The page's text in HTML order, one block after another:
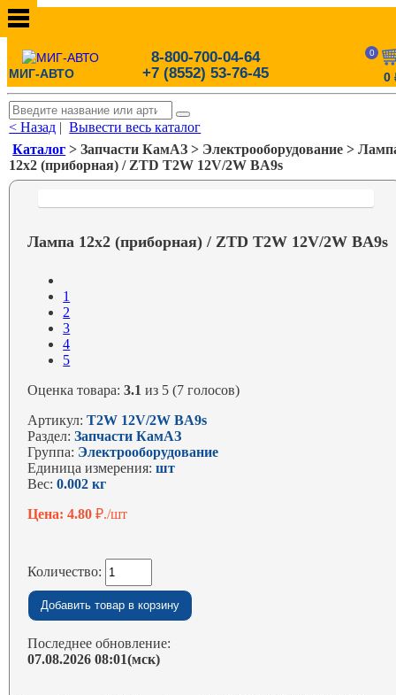
МИГ-АВТО
8-800-700-04-64
+7 (8552) 53-76-45
0
0
< Назад |Вывести весь каталог
Каталог > Запчасти КамАЗ > Электрооборудование >
12х2 (приборная) / ZTD T2W 12V/2W BA9s
Лампа 12х2 (приборная) / ZTD T2W 12V/2W BA9s
1
2
3
4
5
Оценка товара:3.1 из 5 (7 голосов)
Артикул:T2W 12V/2W BA9s
Раздел:Запчасти КамАЗ
Группа: Электрооборудование
Единица измерения:шт
Вес:0.002 кг
Цена: 4.80₽./шт
Количество:
Последнее обновление:
07.08.2026 08:01(мск)